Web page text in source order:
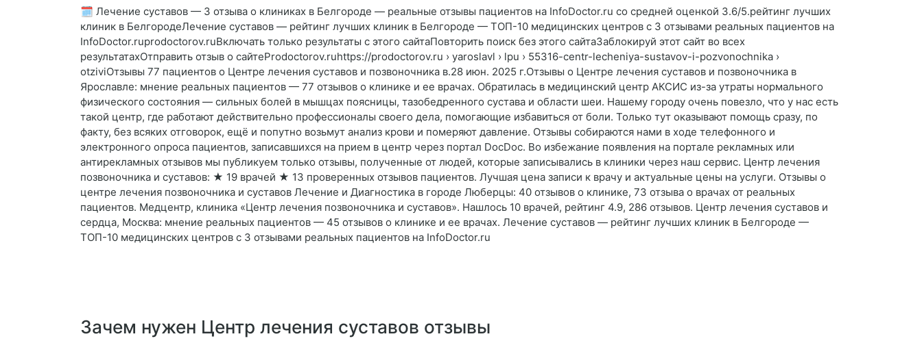
🗓 Лечение суставов — 3 отзыва о клиниках в Белгороде — реальные отзывы пациентов на InfoDoctor.ru со средней оценкой 3.6/5.рейтинг лучших
клиник в БелгородеЛечение суставов — рейтинг лучших клиник в Белгороде — ТОП-10 медицинских центров с 3 отзывами реальных пациентов на
InfoDoctor.ruprodoctorov.ruВключать только результаты с этого сайтаПовторить поиск без этого сайтаЗаблокируй этот сайт во всех
результатахОтправить отзыв о сайтеProdoctorov.ruhttps://prodoctorov.ru › yaroslavl › lpu › 55316-centr-lecheniya-sustavov-i-pozvonochnika ›
otziviОтзывы 77 пациентов о Центре лечения суставов и позвоночника в.28 июн. 2025 г.Отзывы о Центре лечения суставов и позвоночника в
Ярославле: мнение реальных пациентов — 77 отзывов о клинике и ее врачах. Обратилась в медицинский центр АКСИС из-за утраты нормального
физического состояния — сильных болей в мышцах поясницы, тазобедренного сустава и области шеи. Нашему городу очень повезло, что у нас есть
такой центр, где работают действительно профессионалы своего дела, помогающие избавиться от боли. Только тут оказывают помощь сразу, по
факту, без всяких отговорок, ещё и попутно возьмут анализ крови и померяют давление. Отзывы собираются нами в ходе телефонного и
электронного опроса пациентов, записавшихся на прием в центр через портал DocDoc. Во избежание появления на портале рекламных или
антирекламных отзывов мы публикуем только отзывы, полученные от людей, которые записывались в клиники через наш сервис. Центр лечения
позвоночника и суставов: ★ 19 врачей ★ 13 проверенных отзывов пациентов. Лучшая цена записи к врачу и актуальные цены на услуги. Отзывы о
центре лечения позвоночника и суставов Лечение и Диагностика в городе Люберцы: 40 отзывов о клинике, 73 отзыва о врачах от реальных
пациентов. Медцентр, клиника «Центр лечения позвоночника и суставов». Нашлось 10 врачей, рейтинг 4.9, 286 отзывов. Центр лечения суставов и
сердца, Москва: мнение реальных пациентов — 45 отзывов о клинике и ее врачах. Лечение суставов — рейтинг лучших клиник в Белгороде —
ТОП-10 медицинских центров с 3 отзывами реальных пациентов на InfoDoctor.ru
Зачем нужен Центр лечения суставов отзывы